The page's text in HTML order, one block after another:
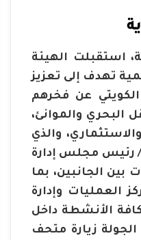
استقبلت الهيئة
تهدف إلى تعزيز
عن فخرهم
والموانئ،
والذي
رئيس مجلس إدارة
الجانبين، بما
العمليات وإدارة
الأنشطة داخل
زيارة متحف